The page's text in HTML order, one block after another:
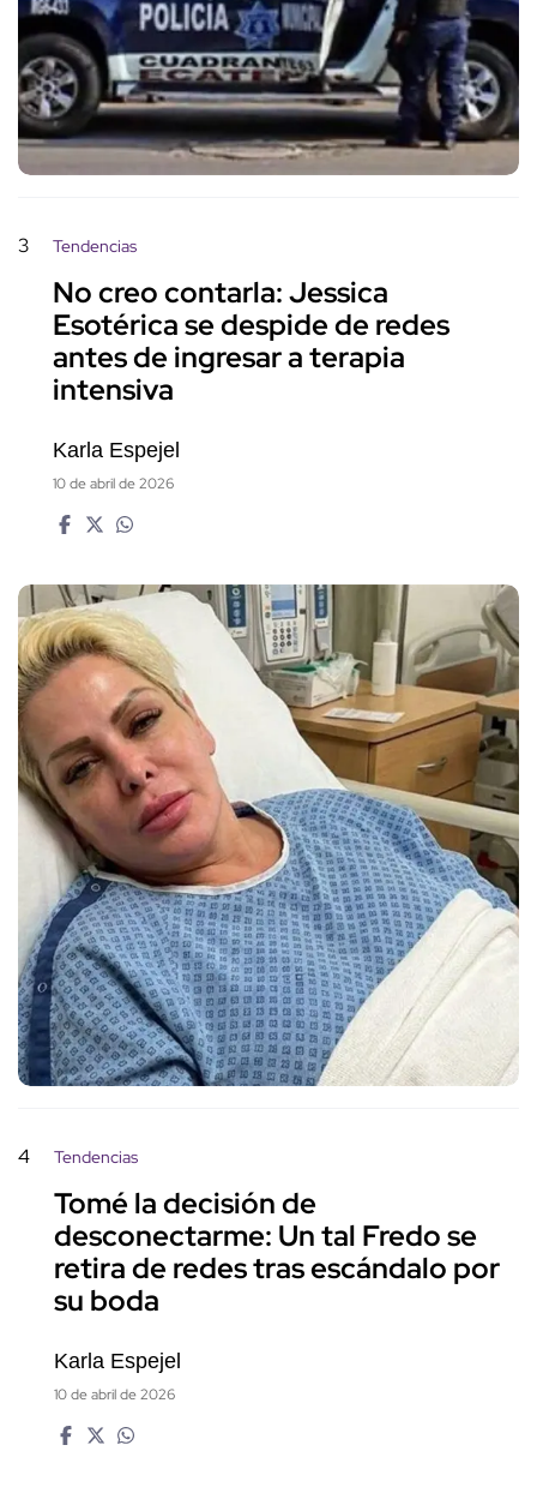
3 Tendencias
No creo contarla: Jessica
Esotérica se despide de redes
antes de ingresar a terapia
intensiva
Karla Espejel
10 de abril de 2026
4 Tendencias
Tomé la decisión de
desconectarme: Un tal Fredo se
retira de redes tras escándalo por
su boda
Karla Espejel
10 de abril de 2026